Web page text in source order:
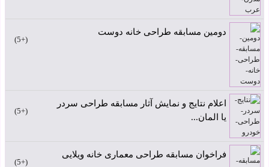
دومین مسابقه طراحی خانه دوست
+5
اعلام نتایج و نمایش آثار مسابقه طراحی سردر
یا المان...
+5
فراخوان مسابقه طراحی معماری خانه ویلایی
+5